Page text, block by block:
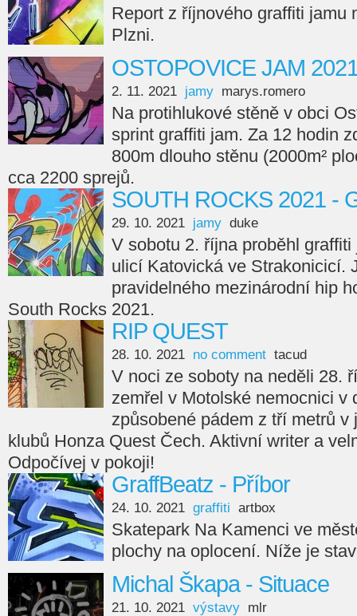
Report z říjnového graffiti jamu
Plzni.
OSTOPOVICE JAM
2. 11. 2021 jamy marys.romero
Na protihlukové stěně v obci
sprint graffiti jam. Za 12 hodin
800m dlouho stěnu (2000m²
cca 2200 sprejů.
SOUTH ROCKS 2021 -
29. 10. 2021 jamy duke
V sobotu 2. října proběhl
ulicí Katovická ve Strakonicicí.
pravidelného mezinárodní hip
South Rocks 2021.
RIP QUEST
28. 10. 2021 no comment tacud
V noci ze soboty na neděli 28.
zemřel v Motolské nemocnici v
způsobené pádem z tří metrů v
klubů Honza Quest Čech. Aktivní writer a
Odpočívej v pokoji!
GraffBeatz - Příbor
24. 10. 2021 graffiti artbox
Skatepark Na Kamenci ve
plochy na oplocení. Níže je
Michal Škapa - Situace
21. 10. 2021 výstavy mlr